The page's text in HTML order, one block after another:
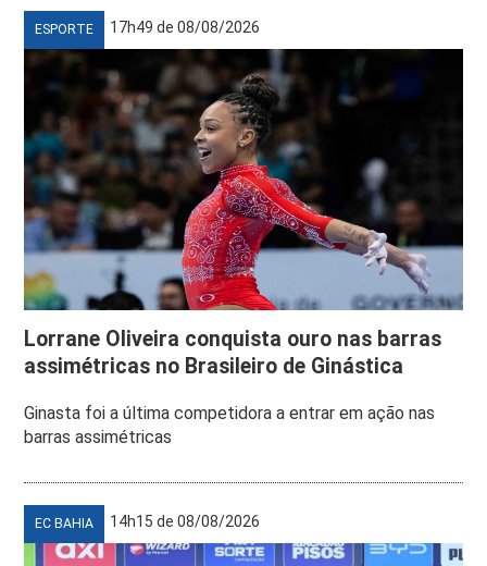
ESPORTE 17h49 de 08/08/2026
Lorrane Oliveira conquista ouro nas barras
assimétricas no Brasileiro de Ginástica
Ginasta foi a última competidora a entrar em ação nas
barras assimétricas
EC BAHIA 14h15 de 08/08/2026